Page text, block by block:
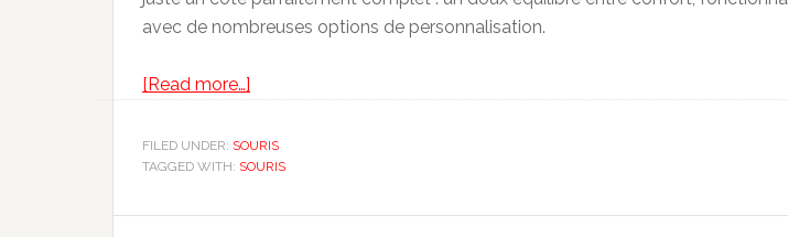
avec de nombreuses options de personnalisation.
[Read more…]
Meilleures
Souris
FILED UNDER: SOURIS
TAGGED WITH: SOURIS